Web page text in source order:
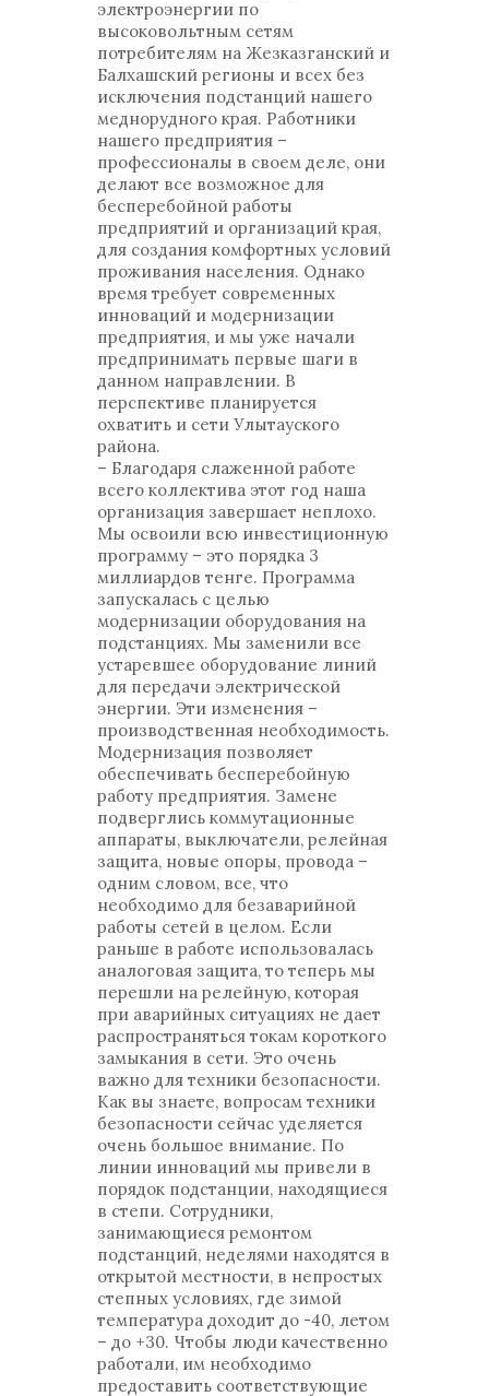
электроэнергии по
высоковольтным сетям
потребителям на Жезказганский и
Балхашский регионы и всех без
исключения подстанций нашего
меднорудного края. Работники
нашего предприятия –
профессионалы в своем деле, они
делают все возможное для
бесперебойной работы
предприятий и организаций края,
для создания комфортных условий
проживания населения. Однако
время требует современных
инноваций и модернизации
предприятия, и мы уже начали
предпринимать первые шаги в
данном направлении. В
перспективе планируется
охватить и сети Улытауского
района.
– Благодаря слаженной работе
всего коллектива этот год наша
организация завершает неплохо.
Мы освоили всю инвестиционную
программу – это порядка 3
миллиардов тенге. Программа
запускалась с целью
модернизации оборудования на
подстанциях. Мы заменили все
устаревшее оборудование линий
для передачи электрической
энергии. Эти изменения –
производственная необходимость.
Модернизация позволяет
обеспечивать бесперебойную
работу предприятия. Замене
подверглись коммутационные
аппараты, выключатели, релейная
защита, новые опоры, провода –
одним словом, все, что
необходимо для безаварийной
работы сетей в целом. Если
раньше в работе использовалась
аналоговая защита, то теперь мы
перешли на релейную, которая
при аварийных ситуациях не дает
распространяться токам короткого
замыкания в сети. Это очень
важно для техники безопасности.
Как вы знаете, вопросам техники
безопасности сейчас уделяется
очень большое внимание. По
линии инноваций мы привели в
порядок подстанции, находящиеся
в степи. Сотрудники,
занимающиеся ремонтом
подстанций, неделями находятся в
открытой местности, в непростых
степных условиях, где зимой
температура доходит до -40, летом
– до +30. Чтобы люди качественно
работали, им необходимо
предоставить соответствующие